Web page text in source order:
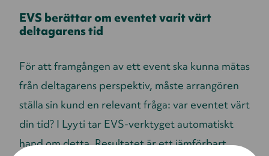
EVS berättar om eventet varit värt
deltagarens tid
För att framgången av ett event ska kunna mätas
från deltagarens perspektiv, måste arrangören
ställa sin kund en relevant fråga: var eventet värt
din tid? I Lyyti tar EVS-verktyget automatiskt
hand om detta. Resultatet är ett jämförbart